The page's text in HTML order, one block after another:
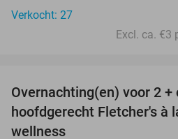
Verkocht: 27
Excl. ca. €3
Overnachting(en) voor 2 +
hoofdgerecht Fletcher's à
wellness